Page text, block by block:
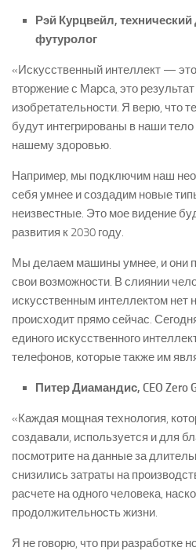
Рэй Курцвейл, технический
футуролог
«Искусственный интеллект —
вторжение с Марса, это
изобретательности. Я верю, что
будут интегрированы в наши тело
нашему здоровью.
Например, мы подключим наш
себя умнее и создадим новые
неизвестные. Это мое видение
развития к 2030 году.
Мы делаем машины умнее, и они
свои возможности. В слиянии
искусственным интеллектом нет
происходит прямо сейчас.
единого искусственного
телефонов, которые также им
Питер Диамандис, CEO Zero
«Каждая мощная технология,
создавали, используется и для
посмотрите на данные за
снизились затраты на
расчете на одного человека,
продолжительность жизни.
Я не говорю, что при разработке